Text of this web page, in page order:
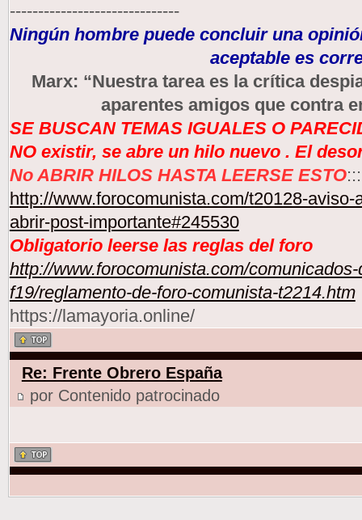
------------------------------
Ningún hombre puede concluir una
aceptable es
Marx: “Nuestra tarea es la crítica
aparentes amigos que contra
SE BUSCAN TEMAS IGUALES O
NO existir, se abre un hilo nuevo . El
No ABRIR HILOS HASTA LEERSE ESTO:::
http://www.forocomunista.com/t20128-
abrir-post-importante#245530
Obligatorio leerse las reglas del foro
http://www.forocomunista.com/
f19/reglamento-de-foro-comunista-t2214.htm
https://lamayoria.online/
Re: Frente Obrero España
por Contenido patrocinado